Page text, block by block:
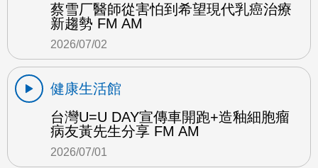
蔡雪厂醫師從害怕到希望現代乳癌治療
新趨勢 FM AM
2026/07/02
健康生活館
台灣U=U DAY宣傳車開跑+造釉細胞瘤
病友黃先生分享 FM AM
2026/07/01